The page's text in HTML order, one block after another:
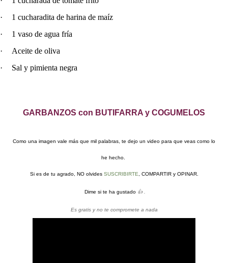
·
1 cucharadita de harina de maíz
·
1 vaso de agua fría
·
Aceite de oliva
·
Sal y pimienta negra
GARBANZOS con BUTIFARRA y COGUMELOS
Como una imagen vale más que mil palabras, te dejo un video para que veas como lo
he hecho.
Si es de tu agrado, NOolvides SUSCRIBIRTE , COMPARTIR y OPINAR.
Dime si te ha gustado 👍 .
Es gratis y no te compromete a nada